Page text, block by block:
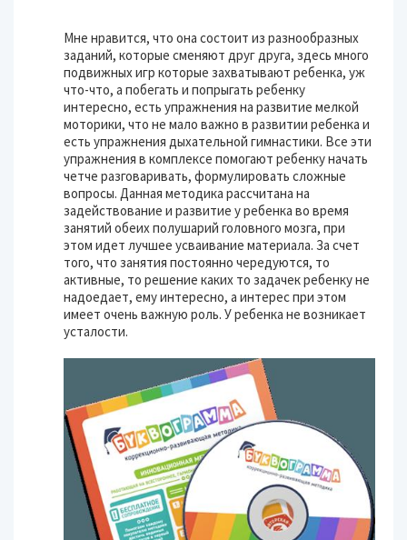
Мне нравится, что она состоит из разнообразных
заданий, которые сменяют друг друга, здесь много
подвижных игр которые захватывают ребенка, уж
что-что, а побегать и попрыгать ребенку
интересно, есть упражнения на развитие мелкой
моторики, что не мало важно в развитии ребенка и
есть упражнения дыхательной гимнастики. Все эти
упражнения в комплексе помогают ребенку начать
четче разговаривать, формулировать сложные
вопросы. Данная методика рассчитана на
задействование и развитие у ребенка во время
занятий обеих полушарий головного мозга, при
этом идет лучшее усваивание материала. За счет
того, что занятия постоянно чередуются, то
активные, то решение каких то задачек ребенку не
надоедает, ему интересно, а интерес при этом
имеет очень важную роль. У ребенка не возникает
усталости.